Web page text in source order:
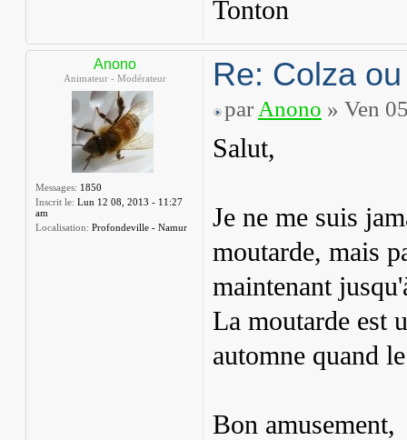
Tonton
Anono
Animateur - Modérateur
Messages: 1850
Inscrit le: Lun 12 08, 2013 - 11:27
am
Localisation: Profondeville - Namur
Re: Colza
par Anono » Ven
Salut,
Je ne me suis
moutarde, mais
maintenant
La moutarde est
automne quand
Bon amusement,